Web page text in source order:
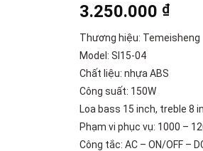
3.250.000 ₫
Thương hiệu: Temeisheng
Model: Sl15-04
Chất liệu: nhựa ABS
Công suất: 150W
Loa bass 15 inch, treble 8
Phạm vi phục vụ: 1000 –
Công tắc: AC – ON/OFF –